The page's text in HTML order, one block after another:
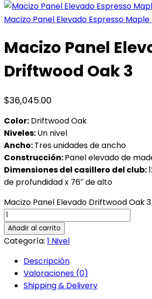
Macizo Panel Elevado Espresso Maple
Macizo Panel
Driftwood Oak 3
$36,045.00
Color: Driftwood Oak
Niveles:Un nivel
Ancho:Tres unidades de ancho
Construcción:Panel elevado de
Dimensiones del casillero del club:
de profundidad x 76″ de alto
Macizo Panel Elevado Driftwood Oak
Añadir al carrito
Categoría: 1 Nivel
Descripción
Valoraciones (0)
Shipping & Delivery